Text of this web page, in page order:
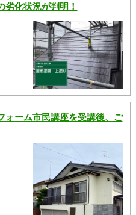
化状況が判明！
ォーム市民講座を受講後、ご